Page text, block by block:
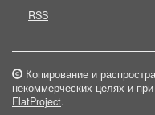
RSS
Копирование и
некоммерческих целях и
FlatProject.